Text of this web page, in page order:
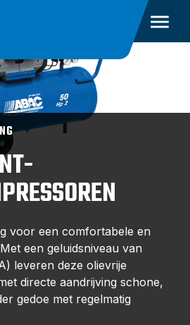
voor een comfortabele en
een geluidsniveau van
leveren deze olievrije
directe aandrijving schone,
gedoe met regelmatig